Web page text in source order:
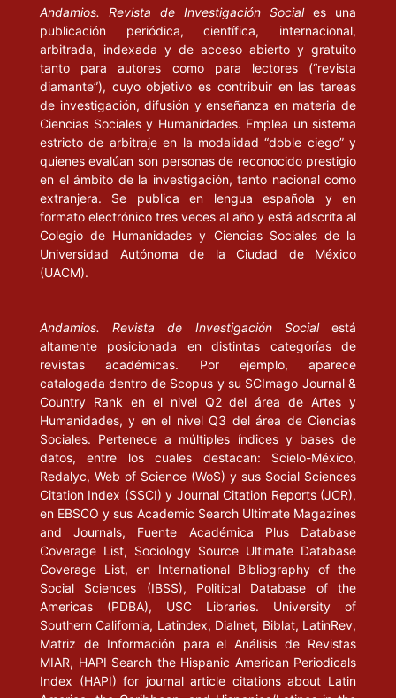
Andamios. Revista de Investigación Social es una
publicación periódica, científica, internacional,
arbitrada, indexada y de acceso abierto y gratuito
tanto para autores como para lectores (“revista
diamante”), cuyo objetivo es contribuir en las tareas
de investigación, difusión y enseñanza en materia de
Ciencias Sociales y Humanidades. Emplea un sistema
estricto de arbitraje en la modalidad “doble ciego” y
quienes evalúan son personas de reconocido prestigio
en el ámbito de la investigación, tanto nacional como
extranjera. Se publica en lengua española y en
formato electrónico tres veces al año y está adscrita al
Colegio de Humanidades y Ciencias Sociales de la
Universidad Autónoma de la Ciudad de México
(UACM).
Andamios. Revista de Investigación Socialestá
altamente posicionada en distintas categorías de
revistas académicas. Por ejemplo, aparece
catalogada dentro de Scopus y su SCImago Journal &
Country Rank en el nivel Q2 del área de Artes y
Humanidades, y en el nivel Q3 del área de Ciencias
Sociales. Pertenece a múltiples índices y bases de
datos, entre los cuales destacan: Scielo-México,
Redalyc, Web of Science (WoS) y sus Social Sciences
Citation Index (SSCI) y Journal Citation Reports (JCR),
en EBSCO y sus Academic Search Ultimate Magazines
and Journals, Fuente Académica Plus Database
Coverage List, Sociology Source Ultimate Database
Coverage List, en International Bibliography of the
Social Sciences (IBSS), Political Database of the
Americas (PDBA), USC Libraries. University of
Southern California, Latindex, Dialnet, Biblat, LatinRev,
Matriz de Información para el Análisis de Revistas
MIAR, HAPI Search the Hispanic American Periodicals
Index (HAPI) for journal article citations about Latin